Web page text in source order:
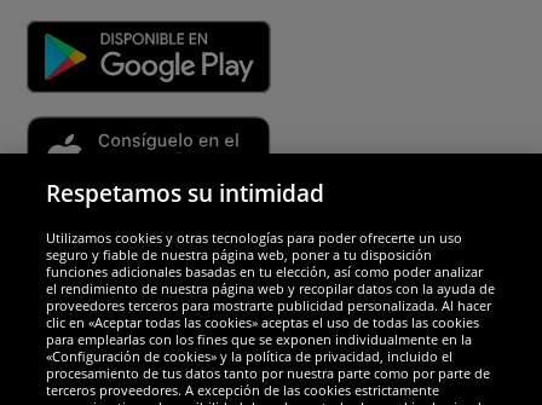
Socios y seguridad
Galardones
Respetamos su intimidad
Utilizamos cookies y otras tecnologías para poder ofrecerte un uso
seguro y fiable de nuestra página web, poner a tu disposición
funciones adicionales basadas en tu elección, así como poder analizar
el rendimiento de nuestra página web y recopilar datos con la ayuda de
proveedores terceros para mostrarte publicidad personalizada. Al hacer
clic en «Aceptar todas las cookies» aceptas el uso de todas las cookies
para emplearlas con los fines que se exponen individualmente en la
«Configuración de cookies» y la política de privacidad, incluido el
procesamiento de tus datos tanto por nuestra parte como por parte de
terceros proveedores. A excepción de las cookies estrictamente